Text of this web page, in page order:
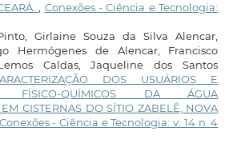
Conexões - Ciência e Tecnologia:
Girlaine Souza da Silva Alencar,
Hermógenes de Alencar, Francisco
Caldas, Jaqueline dos Santos
DOS USUÁRIOS E
FÍSICO-QUÍMICOS DA ÁGUA
CISTERNAS DO SÍTIO ZABELÊ, NOVA
Conexões - Ciência e Tecnologia: v. 14 n. 4